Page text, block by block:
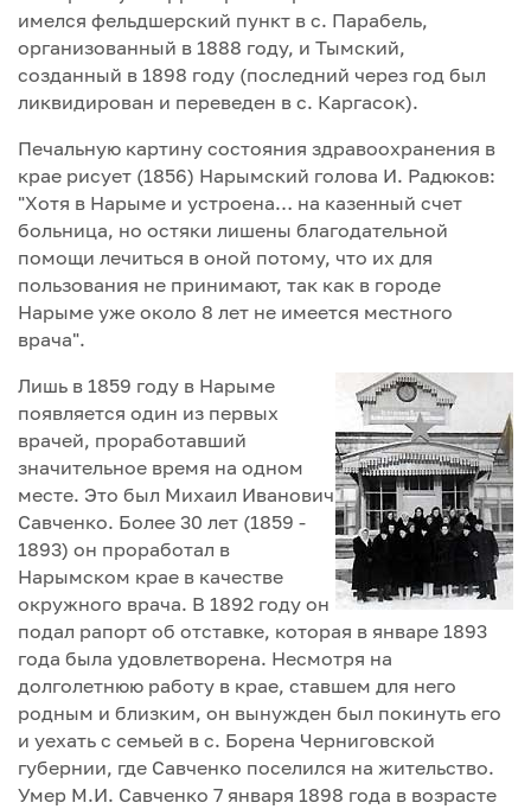
имелся фельдшерский пункт в с. Парабель,
организованный в 1888 году, и Тымский,
созданный в 1898 году (последний через год был
ликвидирован и переведен в с. Каргасок).
Печальную картину состояния здравоохранения в
крае рисует (1856) Нарымский голова И. Радюков:
"Хотя в Нарыме и устроена… на казенный счет
больница, но остяки лишены благодательной
помощи лечиться в оной потому, что их для
пользования не принимают, так как в городе
Нарыме уже около 8 лет не имеется местного
врача".
Лишь в 1859 году в Нарыме
появляется один из первых
врачей, проработавший
значительное время на одном
месте. Это был Михаил Иванович
Савченко. Более 30 лет (1859 -
1893) он проработал в
Нарымском крае в качестве
окружного врача. В 1892 году он
подал рапорт об отставке, которая в январе 1893
года была удовлетворена. Несмотря на
долголетнюю работу в крае, ставшем для него
родным и близким, он вынужден был покинуть его
и уехать с семьей в с. Борена Черниговской
губернии, где Савченко поселился на жительство.
Умер М.И. Савченко 7 января 1898 года в возрасте